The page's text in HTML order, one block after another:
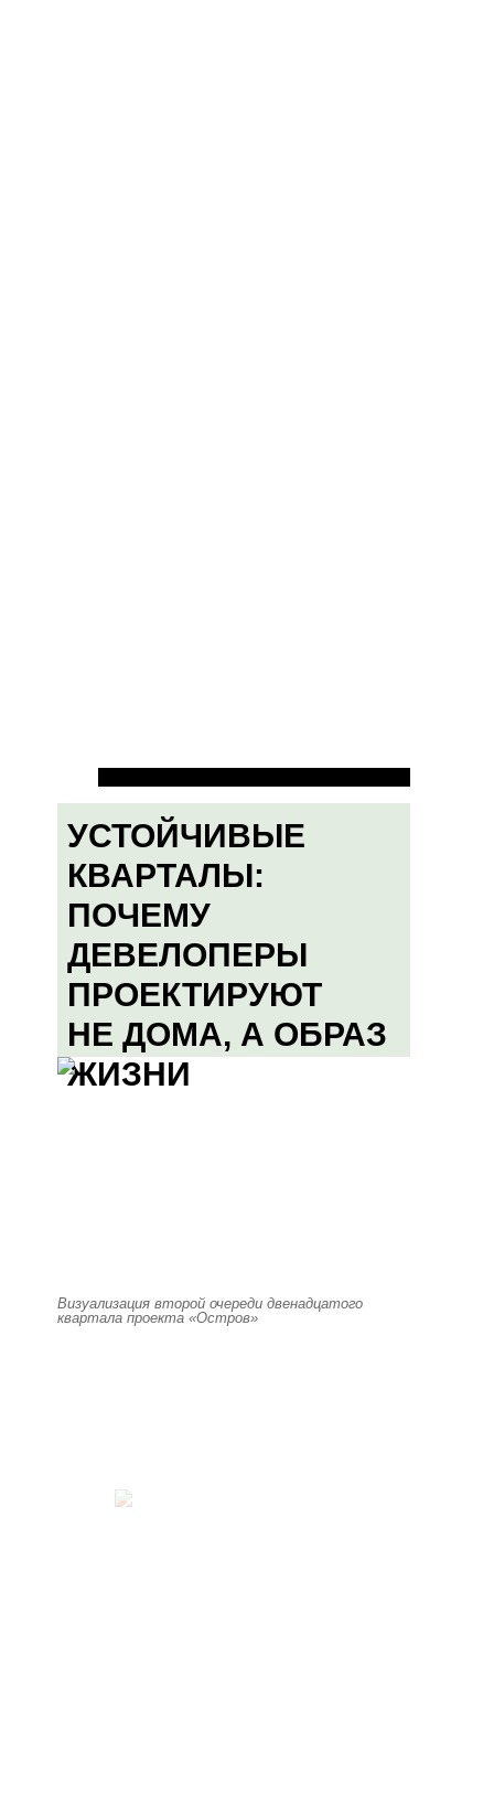
УСТОЙЧИВЫЕ
КВАРТАЛЫ:
ПОЧЕМУ
ДЕВЕЛОПЕРЫ
ПРОЕКТИРУЮТ
НЕ ДОМА, А ОБРАЗ
ЖИЗНИ
Визуализация второй очереди двенадцатого
квартала проекта «Остров»